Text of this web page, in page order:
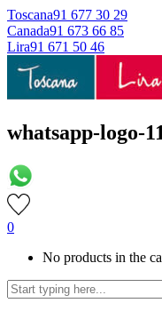
Toscana91 677 30 29
Canada91 673 66 85
Lira91 671 50 46
whatsapp-logo-
0
No products in the